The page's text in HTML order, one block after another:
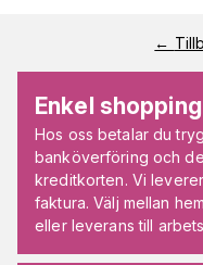
←
Enkel shopping
Hos oss betalar du
banköverföring och
kreditkorten. Vi
faktura. Välj mellan
eller leverans till